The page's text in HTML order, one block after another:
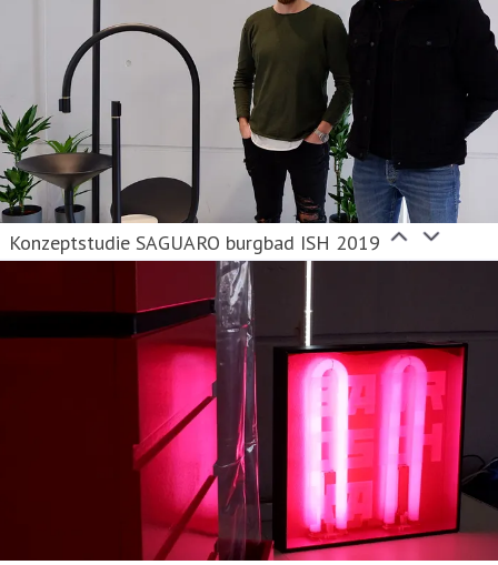
Konzeptstudie SAGUARO burgbad ISH 2019